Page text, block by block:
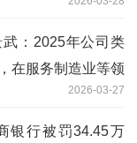
：2025年公司类
在服务制造业等领
2026-03-27
银行被罚34.45万